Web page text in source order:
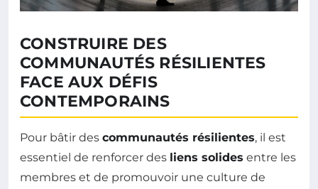
CONSTRUIRE DES
COMMUNAUTÉS RÉSILIENTES
FACE AUX DÉFIS
CONTEMPORAINS
Pour bâtir des communautés résilientes, il est
essentiel de renforcer des liens solides entre les
membres et de promouvoir une culture de